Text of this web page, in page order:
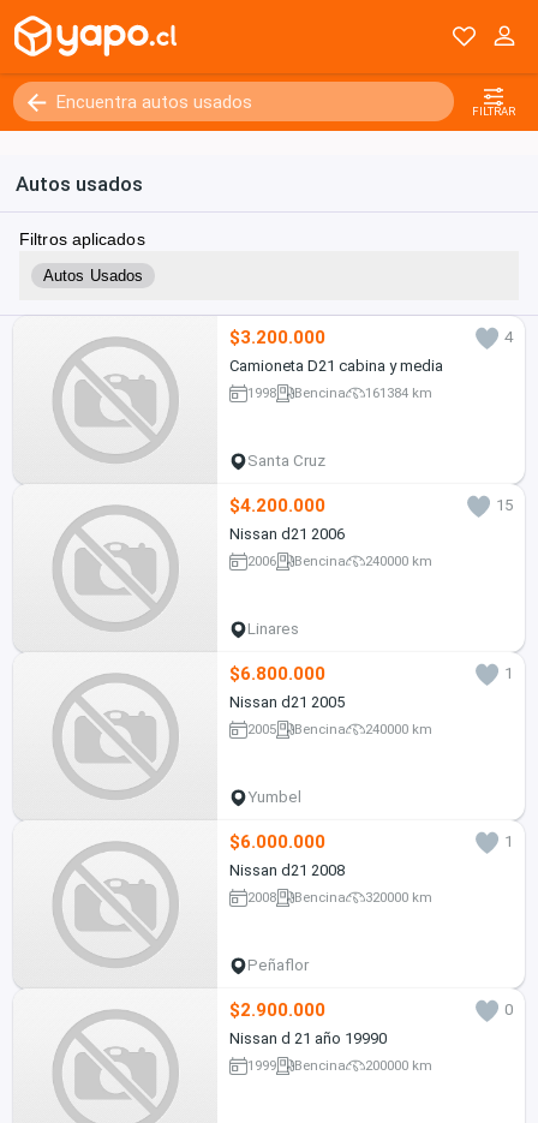
FILTRAR
Autos usados
Filtros aplicados
Autos Usados
$3.200.000
4
Camioneta D21 cabina y media
1998 Bencina 161384 km
Santa Cruz
$4.200.000
15
Nissan d21 2006
2006 Bencina 240000 km
Linares
$6.800.000
1
Nissan d21 2005
2005 Bencina 240000 km
Yumbel
$6.000.000
1
Nissan d21 2008
2008 Bencina 320000 km
Peñaflor
$2.900.000
0
Nissan d 21 año 19990
1999 Bencina 200000 km